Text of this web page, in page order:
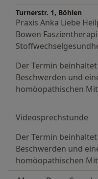
Turnerstr. 1, Böhlen
Praxis Anka Liebe
Bowen
Der Termin
Beschwerden und
homöopathischen
Videosprechstunde
Der Termin
Beschwerden und
homöopathischen